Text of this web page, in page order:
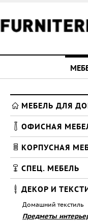
МЕБЕЛЬ ДЛЯ
ОФИСНАЯ
КОРПУСНАЯ
СПЕЦ. МЕБЕЛЬ
ДЕКОР И
Домашний текстиль
Предметы